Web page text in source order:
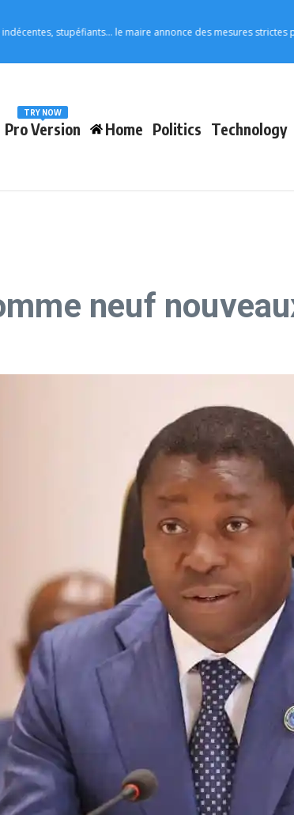
stupéfiants… le maire annonce des mesures strictes pour
Pro Version
TRY NOW
Home Politics Technology
neuf